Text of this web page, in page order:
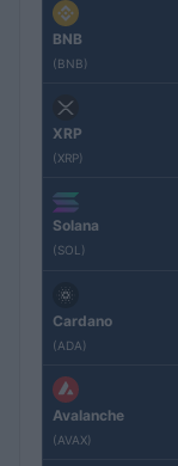
BNB
(BNB)
XRP
(XRP)
Solana
(SOL)
Cardano
(ADA)
Avalanche
(AVAX)